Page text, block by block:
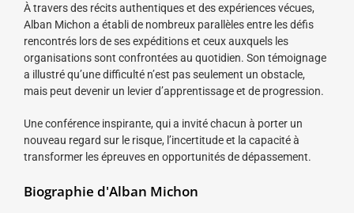
À travers des récits authentiques et des expériences vécues,
Alban Michon a établi de nombreux parallèles entre les défis
rencontrés lors de ses expéditions et ceux auxquels les
organisations sont confrontées au quotidien. Son témoignage
a illustré qu’une difficulté n’est pas seulement un obstacle,
mais peut devenir un levier d’apprentissage et de progression.
Une conférence inspirante, qui a invité chacun à porter un
nouveau regard sur le risque, l’incertitude et la capacité à
transformer les épreuves en opportunités de dépassement.
Biographie d'Alban Michon